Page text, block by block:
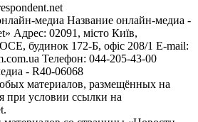
медиа Название онлайн-медиа -
Адрес: 02091, місто Київ,
будинок 172-Б, офіс 208/1 E-mail:
Телефон: 044-205-43-00
- R40-06068
материалов, размещённых на
при условии ссылки на